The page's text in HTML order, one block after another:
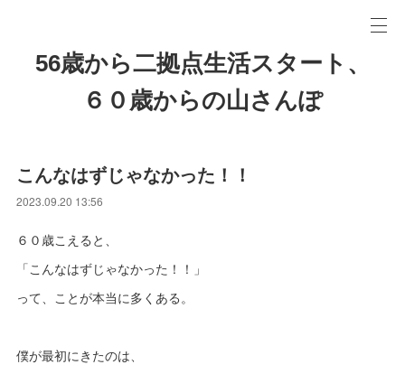
56歳から二拠点生活スタート、
６０歳からの山さんぽ
こんなはずじゃなかった！！
2023.09.20 13:56
６０歳こえると、
「こんなはずじゃなかった！！」
って、ことが本当に多くある。
僕が最初にきたのは、